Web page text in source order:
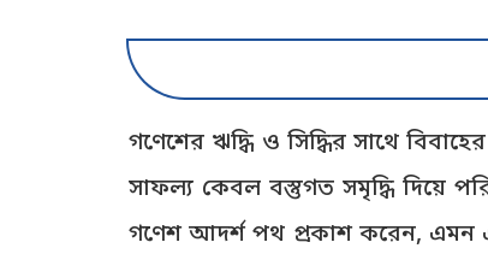
গণেশের ঋদ্ধি ও সিদ্ধির সাথে
সাফল্য কেবল বস্তুগত সমৃদ্ধি দিয়ে
গণেশ আদর্শ পথ প্রকাশ করেন, এমন